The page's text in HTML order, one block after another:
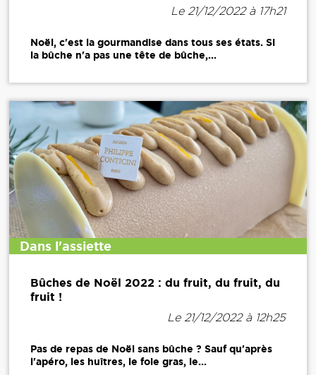
Le 21/12/2022 à 17h21
Noël, c'est la gourmandise dans tous ses états. Si
la bûche n'a pas une tête de bûche,...
Dans l'assiette
Bûches de Noël 2022 : du fruit, du fruit, du
fruit !
Le 21/12/2022 à 12h25
Pas de repas de Noël sans bûche ? Sauf qu'après
l'apéro, les huîtres, le foie gras, le...